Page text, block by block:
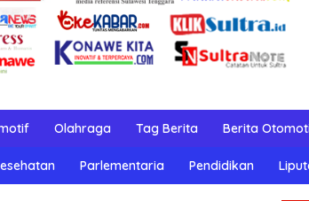
Olahraga Tag Berita Berita
Parlementaria Pendidikan